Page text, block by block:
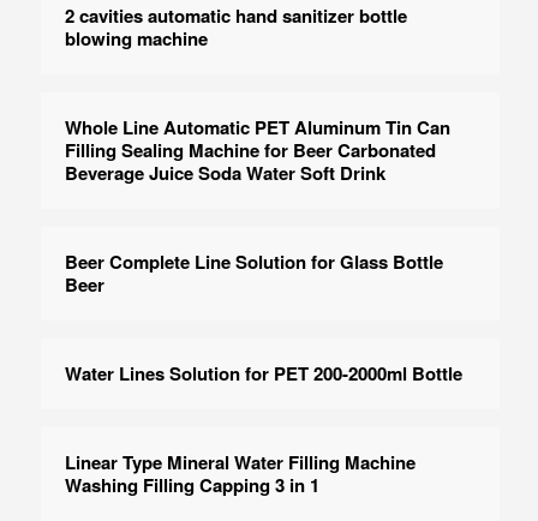
2 cavities automatic hand sanitizer bottle
blowing machine
Whole Line Automatic PET Aluminum Tin Can
Filling Sealing Machine for Beer Carbonated
Beverage Juice Soda Water Soft Drink
Beer Complete Line Solution for Glass Bottle
Beer
Water Lines Solution for PET 200-2000ml Bottle
Linear Type Mineral Water Filling Machine
Washing Filling Capping 3 in 1